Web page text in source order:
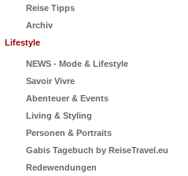
Reise Tipps
Archiv
Lifestyle
NEWS - Mode & Lifestyle
Savoir Vivre
Abenteuer & Events
Living & Styling
Personen & Portraits
Gabis Tagebuch by ReiseTravel.eu
Redewendungen